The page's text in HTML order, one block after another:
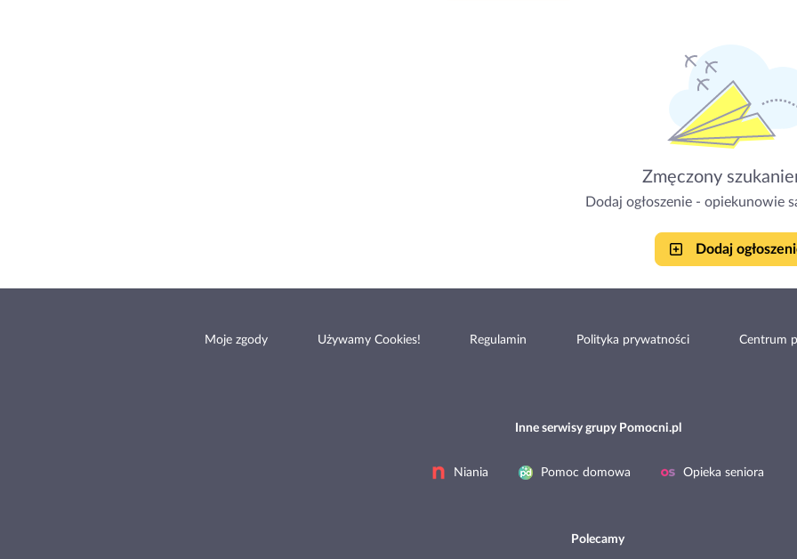
Zmęczony
Dodaj ogłoszenie - opiekunowie
Dodaj
Moje zgody Używamy Cookies! Regulamin Polityka prywatności Centrum
Inne serwisy grupy Pomocni.pl
Niania Pomoc domowa Opieka seniora
Polecamy